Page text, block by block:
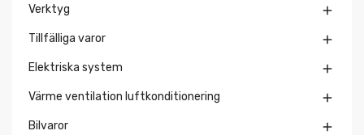
Verktyg 
Tillfälliga varor 
Elektriska system 
Värme ventilation luftkonditionering 
Bilvaror 